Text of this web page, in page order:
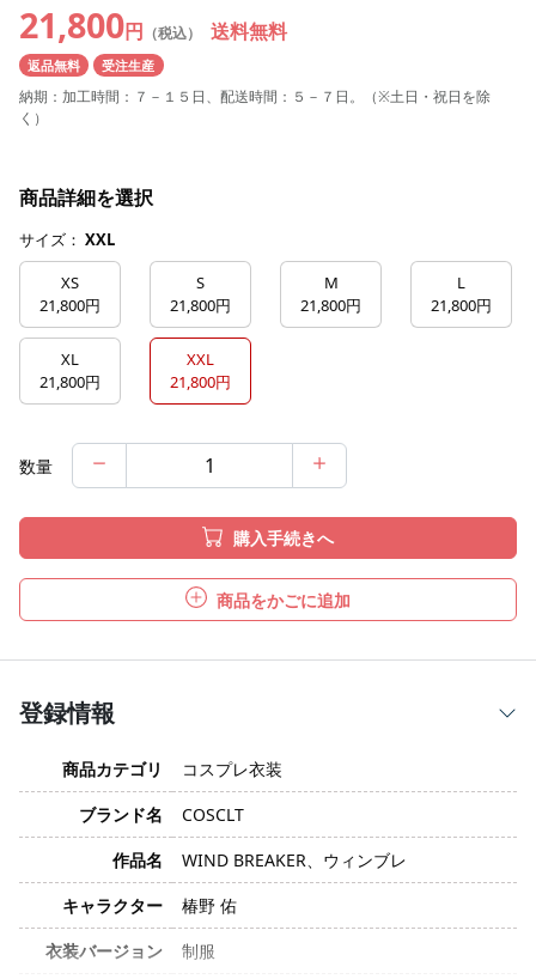
21,800円 （税込） 送料無料
返品無料 受注生産
納期：加工時間：７－１５日、配送時間：５－７日。（※土日・祝日を除
く）
商品詳細を選択
サイズ： XXL
XS
21,800円
S
21,800円
M
21,800円
L
21,800円
XL
21,800円
XXL
21,800円
数量
購入手続きへ
商品をかごに追加
登録情報
商品カテゴリ
コスプレ衣装
ブランド名
COSCLT
作品名
WIND BREAKER、ウィンブレ
キャラクター
椿野 佑
衣装バージョン
制服